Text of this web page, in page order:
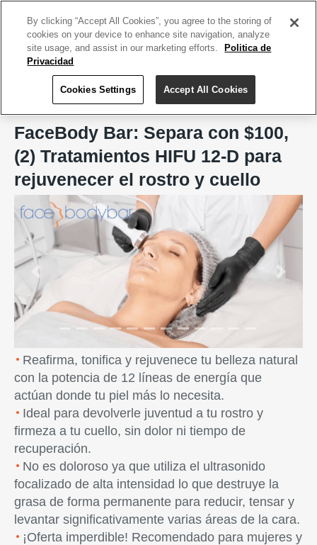
FaceBody Bar, San Juan
FaceBody Bar: Separa con $100,
(2) Tratamientos HIFU 12-D para
rejuvenecer el rostro y cuello
Previous Next
Reafirma, tonifica y rejuvenece tu belleza natural
con la potencia de 12 líneas de energía que
actúan donde tu piel más lo necesita.
Ideal para devolverle juventud a tu rostro y
firmeza a tu cuello, sin dolor ni tiempo de
recuperación.
No es doloroso ya que utiliza el ultrasonido
focalizado de alta intensidad lo que destruye la
grasa de forma permanente para reducir, tensar y
levantar significativamente varias áreas de la cara.
¡Oferta imperdible! Recomendado para mujeres y
By clicking “Accept All Cookies”, you agree to the storing of
cookies on your device to enhance site navigation, analyze
site usage, and assist in our marketing efforts.
Politica de
Privacidad
Cookies Settings Accept All Cookies